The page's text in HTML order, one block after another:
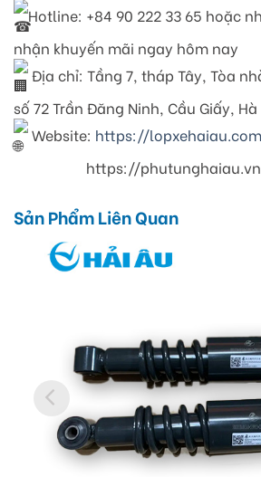
Hotline: +84 90 222 33 65 hoặc
nhận khuyến mãi ngay hôm nay
Địa chỉ: Tầng 7, tháp Tây, Tòa
số 72 Trần Đăng Ninh, Cầu Giấy, Hà
Website: https://lopxehaiau.com
https://
Sản Phẩm Liên Quan